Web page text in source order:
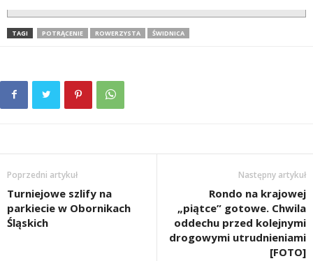
TAGI POTRĄCENIE ROWERZYSTA ŚWIDNICA
Poprzedni artykuł
Turniejowe szlify na
parkiecie w Obornikach
Śląskich
Następny artykuł
Rondo na krajowej
„piątce” gotowe. Chwila
oddechu przed kolejnymi
drogowymi utrudnieniami
[FOTO]